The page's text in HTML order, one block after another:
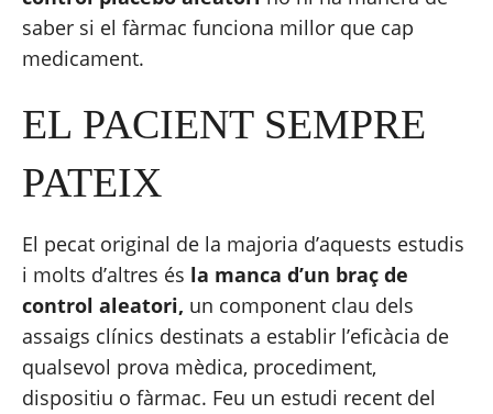
saber si el fàrmac funciona millor que cap
medicament.
EL PACIENT SEMPRE
PATEIX
El pecat original de la majoria d’aquests estudis
i molts d’altres és la manca d’un braç de
control aleatori, un component clau dels
assaigs clínics destinats a establir l’eficàcia de
qualsevol prova mèdica, procediment,